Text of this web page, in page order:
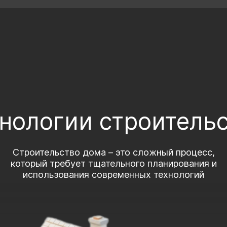
Строительство дома – это сложный процесс,
который требует тщательного планирования и
использования современных технологий